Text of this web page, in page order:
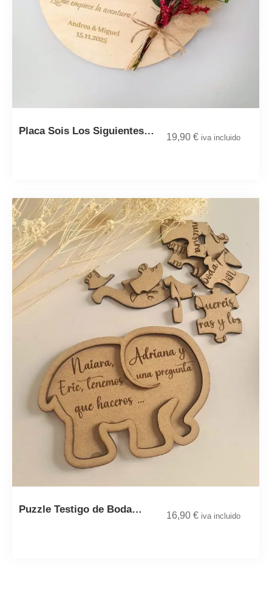
Placa Sois Los Siguientes…
19,90 € iva incluido
Puzzle Testigo de Boda…
16,90 € iva incluido